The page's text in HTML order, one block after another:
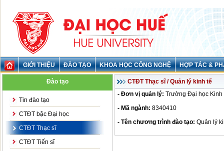
GIỚI THIỆU ĐÀO TẠO KHOA HỌC CÔNG NGHỆ HỢP TÁC &
Đào tạo
Tin đào tạo
CTĐT bậc Đại học
CTĐT Thạc sĩ
CTĐT Tiến sĩ
CTĐT Thạc sĩ / Quản lý kinh tế
- Đơn vị quản lý: Trường Đại học Kinh
- Mã ngành: 8340410
- Tên chương trình đào tạo: Quản lý